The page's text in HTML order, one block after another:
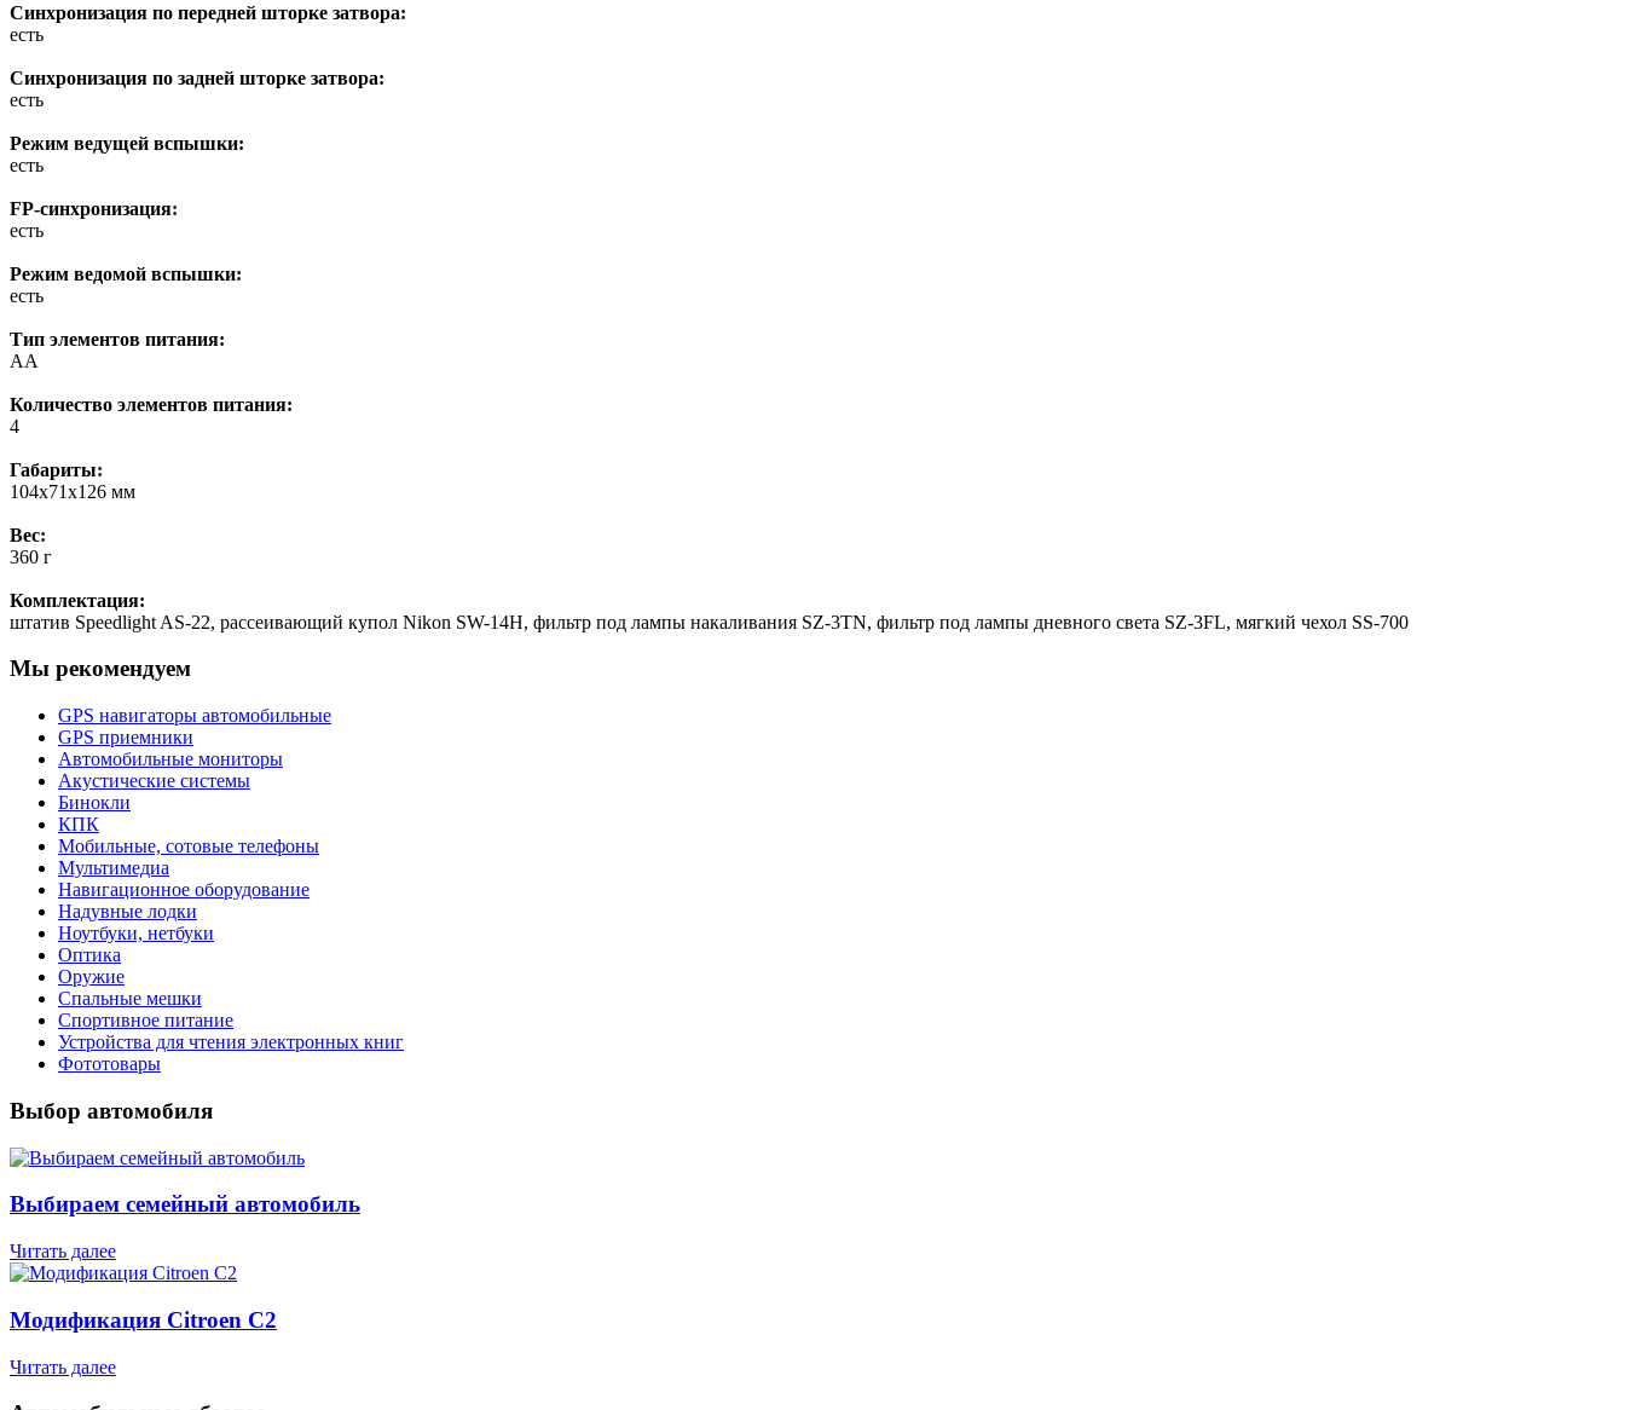
Синхронизация по передней шторке затвора:
есть
Синхронизация по задней шторке затвора:
есть
Режим ведущей вспышки:
есть
FP-синхронизация:
есть
Режим ведомой вспышки:
есть
Тип элементов питания:
AA
Количество элементов питания:
4
Габариты:
104x71x126 мм
Вес:
360 г
Комплектация:
штатив Speedlight AS-22, рассеивающий купол Nikon SW-14H, фильтр под лампы накаливания SZ-3TN, фильтр под лампы дневного света SZ-3FL, мягкий чехол SS-700
Мы рекомендуем
GPS навигаторы автомобильные
GPS приемники
Автомобильные мониторы
Акустические системы
Бинокли
КПК
Мобильные, сотовые телефоны
Мультимедиа
Навигационное оборудование
Надувные лодки
Ноутбуки, нетбуки
Оптика
Оружие
Спальные мешки
Спортивное питание
Устройства для чтения электронных книг
Фототовары
Выбор автомобиля
Выбираем семейный автомобиль
Читать далее
Модификация Citroen С2
Читать далее